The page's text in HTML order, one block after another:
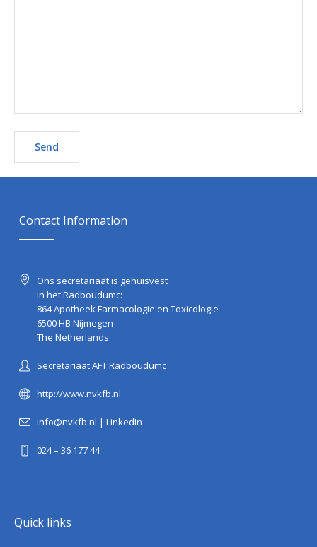
Contact Information
Ons secretariaat is gehuisvest
in het Radboudumc:
864 Apotheek Farmacologie en Toxicologie
6500 HB Nijmegen
The Netherlands
Secretariaat AFT Radboudumc
http://www.nvkfb.nl
info@nvkfb.nl |LinkedIn
024 – 36 177 44
Quick links